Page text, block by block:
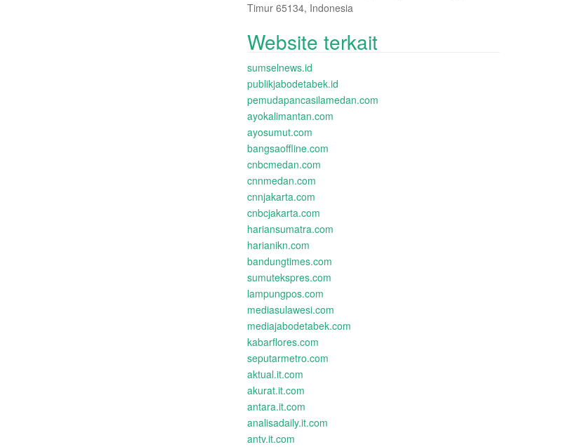
Timur 65134, Indonesia
Website terkait
sumselnews.id
publikjabodetabek.id
pemudapancasilamedan.com
ayokalimantan.com
ayosumut.com
bangsaoffline.com
cnbcmedan.com
cnnmedan.com
cnnjakarta.com
cnbcjakarta.com
hariansumatra.com
harianikn.com
bandungtimes.com
sumutekspres.com
lampungpos.com
mediasulawesi.com
mediajabodetabek.com
kabarflores.com
seputarmetro.com
aktual.it.com
akurat.it.com
antara.it.com
analisadaily.it.com
antv.it.com